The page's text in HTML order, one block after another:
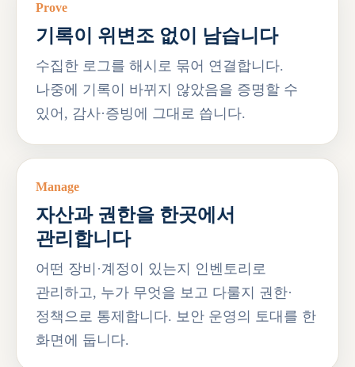
Prove
기록이 위변조 없이 남습니다
수집한 로그를 해시로 묶어 연결합니다.
나중에 기록이 바뀌지 않았음을 증명할 수
있어, 감사·증빙에 그대로 씁니다.
Manage
자산과 권한을 한곳에서
관리합니다
어떤 장비·계정이 있는지 인벤토리로
관리하고, 누가 무엇을 보고 다룰지 권한·
정책으로 통제합니다. 보안 운영의 토대를 한
화면에 둡니다.